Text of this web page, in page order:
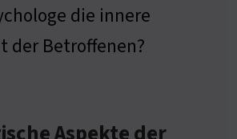
die innere
der Betroffenen?